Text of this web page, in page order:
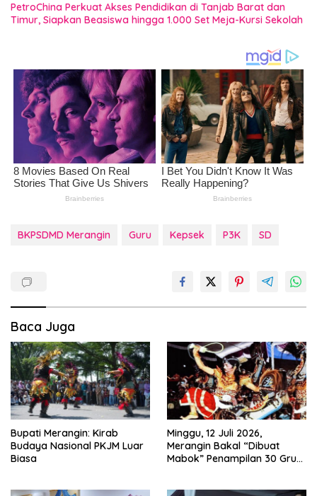
PetroChina Perkuat Akses Pendidikan di Tanjab Barat dan
Timur, Siapkan Beasiswa hingga 1.000 Set Meja-Kursi Sekolah
BKPSDMD Merangin Guru Kepsek P3K SD
Baca Juga
Bupati Merangin: Kirab
Budaya Nasional PKJM Luar
Biasa
Minggu, 12 Juli 2026,
Merangin Bakal “Dibuat
Mabok” Penampilan 30 Grup